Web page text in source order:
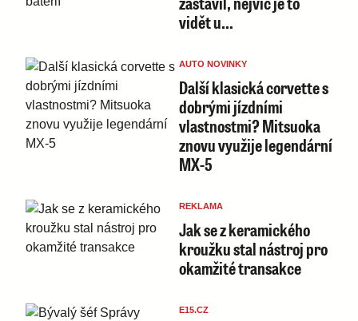
vidět u…
AUTO NOVINKY
Další klasická corvette s
dobrými jízdními
vlastnostmi? Mitsuoka
znovu využije legendární
MX-5
REKLAMA
Jak se z keramického
kroužku stal nástroj pro
okamžité transakce
E15.CZ